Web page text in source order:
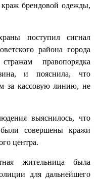
краж брендовой одежды,
поступил сигнал
района города
правопорядка
и пояснила, что
за кассовую линию, не
выяснилось, что
совершены кражи
центра.
жительница была
для дальнейшего